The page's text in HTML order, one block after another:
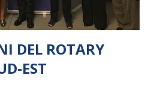
DEL ROTARY
EST